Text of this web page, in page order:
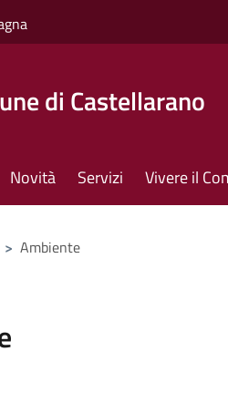
di Castellarano
Novità Servizi Vivere il
> Ambiente